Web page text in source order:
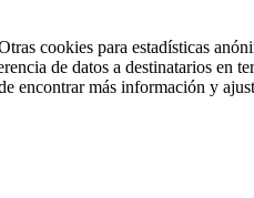
cookies para estadísticas
de datos a destinatarios en
encontrar más información y